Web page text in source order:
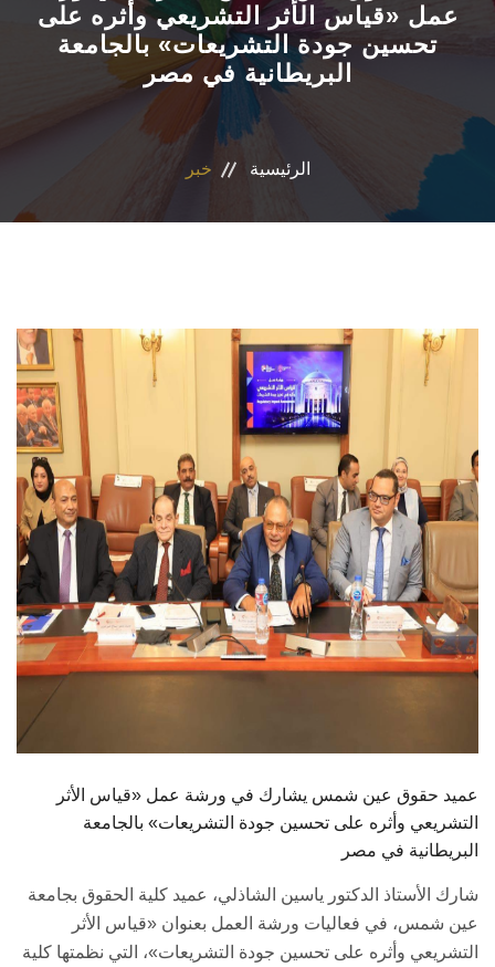
الاقسام
فاعليات
المجلات العلمية
تواصل معنا
عمل «قياس الأثر التشريعي وأثره على
تحسين جودة التشريعات» بالجامعة
البريطانية في مصر
الرئيسية خبر
عميد حقوق عين شمس يشارك في ورشة عمل «قياس الأثر
التشريعي وأثره على تحسين جودة التشريعات» بالجامعة
البريطانية في مصر
شارك الأستاذ الدكتور ياسين الشاذلي، عميد كلية الحقوق بجامعة
عين شمس، في فعاليات ورشة العمل بعنوان «قياس الأثر
التشريعي وأثره على تحسين جودة التشريعات»، التي نظمتها كلية